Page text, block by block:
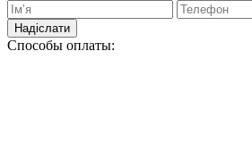
Надіслати
Способы оплаты: